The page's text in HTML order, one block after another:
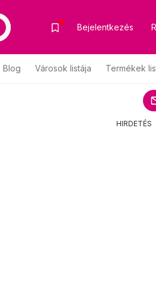
Bejelentkezés
Blog Városok listája Termékek
HIRDETÉS